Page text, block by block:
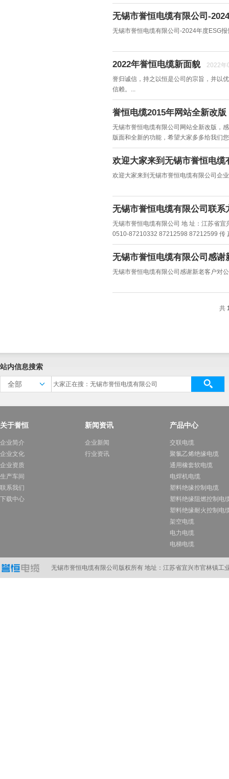
无锡市誉恒电缆有限公司-
无锡市誉恒电缆有限公司-2024年度ESG
2022年誉恒电缆新面貌
2022年
誉归诚信，持之以恒是公司的宗旨，并以
信赖。...
誉恒电缆2015年网站全新改版
无锡市誉恒电缆有限公司网站全新改版，
版面和全新的功能，希望大家多多给我们
欢迎大家来到无锡市誉恒电缆
欢迎大家来到无锡市誉恒电缆有限公司企
无锡市誉恒电缆有限公司联系
无锡市誉恒电缆有限公司 地 址：江苏省
0510-87210332 87212598 87212599 传
http:/...
无锡市誉恒电缆有限公司感
无锡市誉恒电缆有限公司感谢新老客户对
共
站内信息搜索
全部
关于誉恒
企业简介
企业文化
企业资质
生产车间
联系我们
下载中心
新闻资讯
企业新闻
行业资讯
产品中心
交联电缆
聚氯乙烯绝缘电缆
通用橡套软电缆
电焊机电缆
塑料绝缘控制电缆
塑料绝缘阻燃控制电
塑料绝缘耐火控制电
架空电缆
电力电缆
电梯电缆
在线订购
无锡市誉恒电缆有限公司版权所有 地址：江苏省宜兴市官林镇